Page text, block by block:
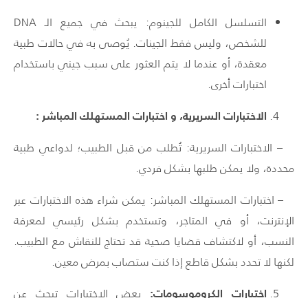
التسلسل الكامل للجينوم: يبحث في جميع الـ DNA
للشخص، وليس فقط الجينات. يُوصى به في حالات طبية
معقدة، أو عندما لا يتم العثور على سبب جيني باستخدام
اختبارات أخرى.
الاختبارات السريرية، و اختبارات المستهلك المباشر :
– الاختبارات السريرية: تُطلب من قبل الطبيب؛ لدواعي طبية
محددة، ولا يمكن طلبها بشكل فردي.
– اختبارات المستهلك المباشر: يمكن شراء هذه الاختبارات عبر
الإنترنت، أو في المتاجر، وتستخدم بشكل رئيسي لمعرفة
النسب، أو لاكتشاف قضايا صحية قد تحتاج للنقاش مع الطبيب.
لكنها لا تحدد بشكل قاطع إذا كنت ستصاب بمرض معين.
اختبارات الكروموسومات:
بعض الاختبارات تبحث عن